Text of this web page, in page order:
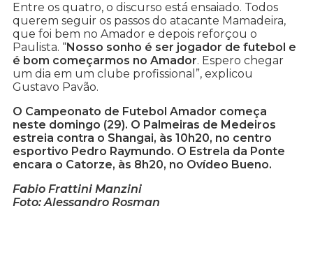
Entre os quatro, o discurso está ensaiado. Todos
querem seguir os passos do atacante Mamadeira,
que foi bem no Amador e depois reforçou o
Paulista. “Nosso sonho é ser jogador de futebol e
é bom começarmos no Amador. Espero chegar
um dia em um clube profissional”, explicou
Gustavo Pavão.
O Campeonato de Futebol Amador começa
neste domingo (29). O Palmeiras de Medeiros
estreia contra o Shangai, às 10h20, no centro
esportivo Pedro Raymundo. O Estrela da Ponte
encara o Catorze, às 8h20, no Ovídeo Bueno.
Fabio Frattini Manzini
Foto: Alessandro Rosman